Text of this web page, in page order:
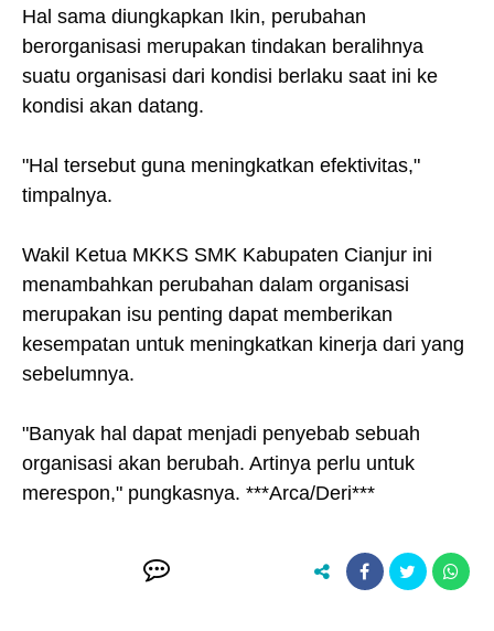
Hal sama diungkapkan Ikin, perubahan
berorganisasi merupakan tindakan beralihnya
suatu organisasi dari kondisi berlaku saat ini ke
kondisi akan datang.
"Hal tersebut guna meningkatkan efektivitas,"
timpalnya.
Wakil Ketua MKKS SMK Kabupaten Cianjur ini
menambahkan perubahan dalam organisasi
merupakan isu penting dapat memberikan
kesempatan untuk meningkatkan kinerja dari yang
sebelumnya.
"Banyak hal dapat menjadi penyebab sebuah
organisasi akan berubah. Artinya perlu untuk
merespon," pungkasnya. ***Arca/Deri***